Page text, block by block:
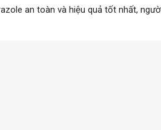
an toàn và hiệu quả tốt nhất,